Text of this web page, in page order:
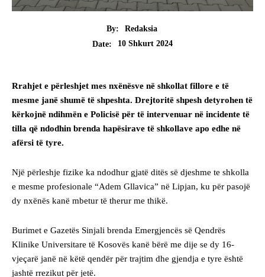
By:
Redaksia
Date:
10 Shkurt 2024
Rrahjet e përleshjet mes nxënësve në shkollat fillore e të
mesme janë shumë të shpeshta. Drejtoritë shpesh detyrohen të
kërkojnë ndihmën e Policisë për të intervenuar në incidente të
tilla që ndodhin brenda hapësirave të shkollave apo edhe në
afërsi të tyre.
Një përleshje fizike ka ndodhur gjatë ditës së djeshme te shkolla
e mesme profesionale “Adem Gllavica” në Lipjan, ku për pasojë
dy nxënës kanë mbetur të therur me thikë.
Burimet e Gazetës Sinjali brenda Emergjencës së Qendrës
Klinike Universitare të Kosovës kanë bërë me dije se dy 16-
vjeçarë janë në këtë qendër për trajtim dhe gjendja e tyre është
jashtë rrezikut për jetë.